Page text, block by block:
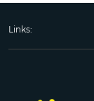
Links: